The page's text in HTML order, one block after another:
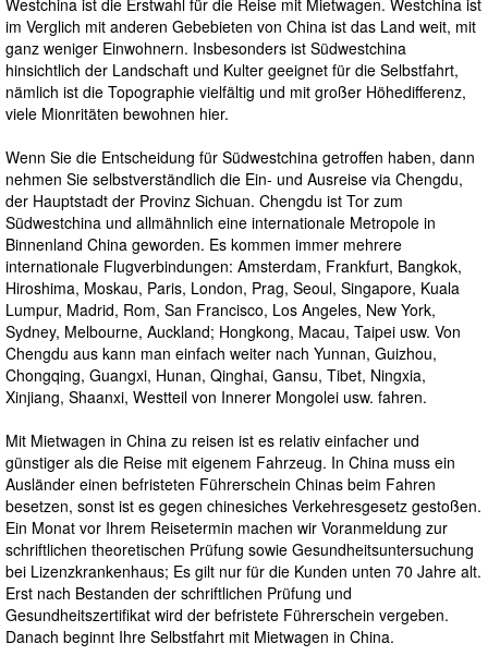
Westchina ist die Erstwahl für die Reise mit Mietwagen. Westchina ist
im Verglich mit anderen Gebebieten von China ist das Land weit, mit
ganz weniger Einwohnern. Insbesonders ist Südwestchina
hinsichtlich der Landschaft und Kulter geeignet für die Selbstfahrt,
nämlich ist die Topographie vielfältig und mit großer Höhedifferenz,
viele Mionritäten bewohnen hier.
Wenn Sie die Entscheidung für Südwestchina getroffen haben, dann
nehmen Sie selbstverständlich die Ein- und Ausreise via Chengdu,
der Hauptstadt der Provinz Sichuan. Chengdu ist Tor zum
Südwestchina und allmähnlich eine internationale Metropole in
Binnenland China geworden. Es kommen immer mehrere
internationale Flugverbindungen: Amsterdam, Frankfurt, Bangkok,
Hiroshima, Moskau, Paris, London, Prag, Seoul, Singapore, Kuala
Lumpur, Madrid, Rom, San Francisco, Los Angeles, New York,
Sydney, Melbourne, Auckland; Hongkong, Macau, Taipei usw. Von
Chengdu aus kann man einfach weiter nach Yunnan, Guizhou,
Chongqing, Guangxi, Hunan, Qinghai, Gansu, Tibet, Ningxia,
Xinjiang, Shaanxi, Westteil von Innerer Mongolei usw. fahren.
Mit Mietwagen in China zu reisen ist es relativ einfacher und
günstiger als die Reise mit eigenem Fahrzeug. In China muss ein
Ausländer einen befristeten Führerschein Chinas beim Fahren
besetzen, sonst ist es gegen chinesiches Verkehresgesetz gestoßen.
Ein Monat vor Ihrem Reisetermin machen wir Voranmeldung zur
schriftlichen theoretischen Prüfung sowie Gesundheitsuntersuchung
bei Lizenzkrankenhaus; Es gilt nur für die Kunden unten 70 Jahre alt.
Erst nach Bestanden der schriftlichen Prüfung und
Gesundheitszertifikat wird der befristete Führerschein vergeben.
Danach beginnt Ihre Selbstfahrt mit Mietwagen in China.